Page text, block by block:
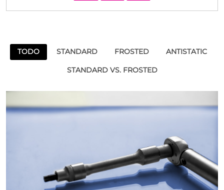
TODO STANDARD FROSTED ANTISTATIC
STANDARD VS. FROSTED